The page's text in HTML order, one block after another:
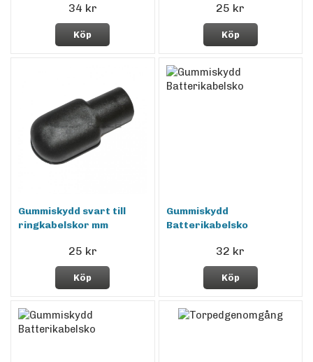
34 kr
Köp
25 kr
Köp
Gummiskydd svart till
ringkabelskor mm
25 kr
Köp
Gummiskydd
Batterikabelsko
32 kr
Köp